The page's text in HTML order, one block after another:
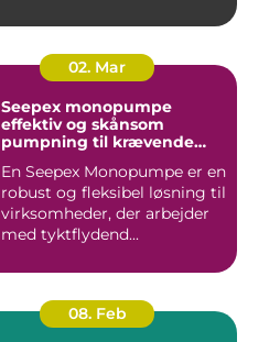
02. Mar
Seepex monopumpe
effektiv og skånsom
pumpning til krævende
En Seepex Monopumpe er en
robust og fleksibel løsning til
virksomheder, der arbejder
med tyktflydend...
08. Feb